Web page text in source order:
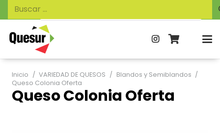
de
productos
Buscar:
Inicio / VARIEDAD DE QUESOS / Blandos y Semiblandos /
Queso Colonia Oferta
Queso Colonia Oferta